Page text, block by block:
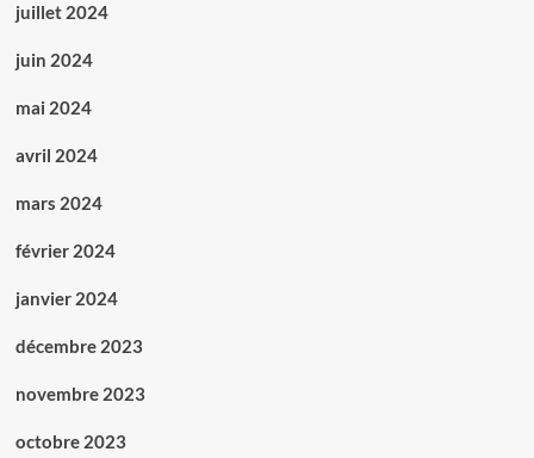
juillet 2024
juin 2024
mai 2024
avril 2024
mars 2024
février 2024
janvier 2024
décembre 2023
novembre 2023
octobre 2023